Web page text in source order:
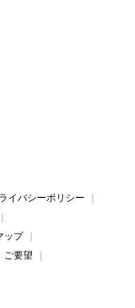
イバシーポリシー
ップ
ご要望